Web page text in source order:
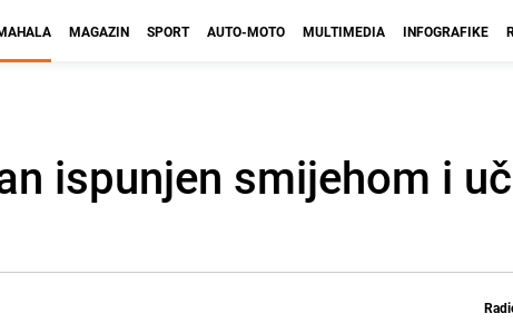
MAGAZIN SPORT AUTO-MOTO MULTIMEDIA INFOGRAFIKE
ispunjen smijehom i